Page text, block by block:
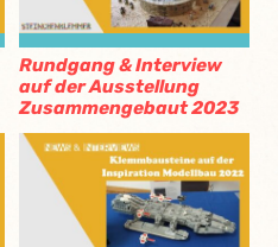
Rundgang & Interview
auf der Ausstellung
Zusammengebaut 2023